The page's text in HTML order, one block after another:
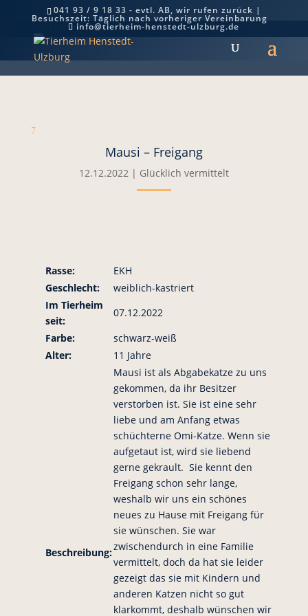
041 93 / 9 18 33 - evtl. AB, wir rufen zurück |
Besuchszeit: Täglich nach vorheriger Vereinbarung
info@tierheim-henstedt-ulzburg.de
Mausi – Freigang
7
Mausi – Freigang
12.12.2022| Glücklich vermittelt
Rasse:
EKH
Geschlecht:
weiblich-kastriert
Im Tierheim
seit:
07.12.2022
Farbe:
schwarz-weiß
Alter:
11 Jahre
Beschreibung:
Mausi ist als Abgabekatze zu uns
gekommen, da ihr Besitzer
verstorben ist. Sie ist eine sehr
liebe und am Anfang etwas
schüchterne Omi-Katze. Wenn sie
aufgetaut ist, wird sie liebend
gerne gekrault. Sie kennt den
Freigang schon sehr lange,
weshalb wir uns ein schönes
neues zu Hause mit Freigang für
sie wünschen. Sie war
zwischendurch in eine Familie
vermittelt, doch da hat sie leider
gezeigt das sie mit Kindern und
anderen Katzen nicht so gut
klarkommt, deshalb wünschen wir